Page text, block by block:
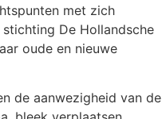
met zich
De Hollandsche
oude en nieuwe
de aanwezigheid van de